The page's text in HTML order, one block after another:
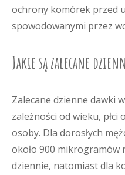
ochrony komórek przed
spowodowanymi przez
Jakie są zalecane
Zalecane dzienne dawki
zależności od wieku,
osoby. Dla dorosłych
około 900 mikrogramów
dziennie, natomiast dla